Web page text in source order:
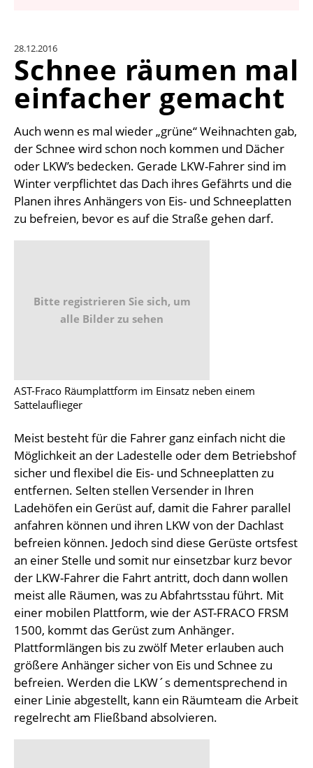
EINHEITENKONVERTER
KONTAKT
28.12.2016
Schnee räumen mal
einfacher gemacht
Auch wenn es mal wieder „grüne“ Weihnachten gab,
der Schnee wird schon noch kommen und Dächer
oder LKW’s bedecken. Gerade LKW-Fahrer sind im
Winter verpflichtet das Dach ihres Gefährts und die
Planen ihres Anhängers von Eis- und Schneeplatten
zu befreien, bevor es auf die Straße gehen darf.
Bitte registrieren Sie sich, um
alle Bilder zu sehen
AST-Fraco Räumplattform im Einsatz neben einem
Sattelauflieger
Meist besteht für die Fahrer ganz einfach nicht die
Möglichkeit an der Ladestelle oder dem Betriebshof
sicher und flexibel die Eis- und Schneeplatten zu
entfernen. Selten stellen Versender in Ihren
Ladehöfen ein Gerüst auf, damit die Fahrer parallel
anfahren können und ihren LKW von der Dachlast
befreien können. Jedoch sind diese Gerüste ortsfest
an einer Stelle und somit nur einsetzbar kurz bevor
der LKW-Fahrer die Fahrt antritt, doch dann wollen
meist alle Räumen, was zu Abfahrtsstau führt. Mit
einer mobilen Plattform, wie der AST-FRACO FRSM
1500, kommt das Gerüst zum Anhänger.
Plattformlängen bis zu zwölf Meter erlauben auch
größere Anhänger sicher von Eis und Schnee zu
befreien. Werden die LKW´s dementsprechend in
einer Linie abgestellt, kann ein Räumteam die Arbeit
regelrecht am Fließband absolvieren.